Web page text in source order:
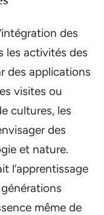
des
les activités des
des applications
visites ou
cultures, les
des
et nature.
l’apprentissage
même de